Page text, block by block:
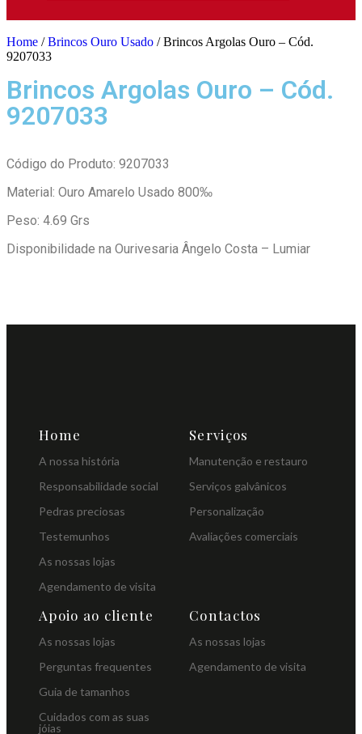
Home /Brincos Ouro Usado / Brincos Argolas Ouro – Cód.
9207033
Brincos Argolas Ouro – Cód.
9207033
Código do Produto: 9207033
Material: Ouro Amarelo Usado 800‰
Peso: 4.69 Grs
Disponibilidade na Ourivesaria Ângelo Costa – Lumiar
Home
A nossa história
Responsabilidade social
Pedras preciosas
Testemunhos
As nossas lojas
Agendamento de visita
Serviços
Manutenção e restauro
Serviços galvânicos
Personalização
Avaliações comerciais
Apoio ao cliente
As nossas lojas
Perguntas frequentes
Guia de tamanhos
Cuidados com as suas
jóias
Contactos
As nossas lojas
Agendamento de visita